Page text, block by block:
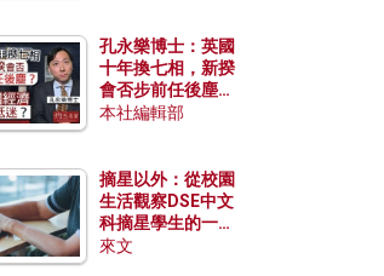
孔永樂博士：英國
十年換七相，新揆
會否步前任後塵？
脫歐後英國經濟為
本社編輯部
摘星以外：從校園
生活觀察DSE中文
科摘星學生的一點
特質
來文